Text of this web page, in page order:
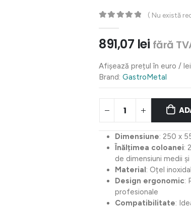
( Nu există
891,07 lei fără
Afișează prețul în euro /
Brand: GastroMetal
Dimensiune: 250 x
Înălțimea coloanei:
de dimensiuni medii și
Material : Oțel
Design ergonomic:
profesionale
Compatibilitate: